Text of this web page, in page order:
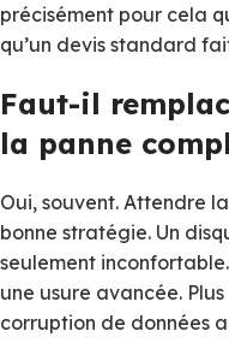
précisément pour cela
qu’un devis standard
Faut-il
la panne
Oui, souvent. Attendre
bonne stratégie. Un
seulement
une usure avancée.
corruption de données